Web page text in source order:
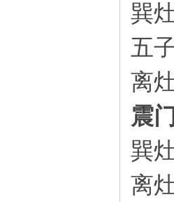
巽
五
离
震
巽
离